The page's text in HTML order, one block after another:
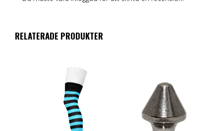
RELATERADE PRODUKTER